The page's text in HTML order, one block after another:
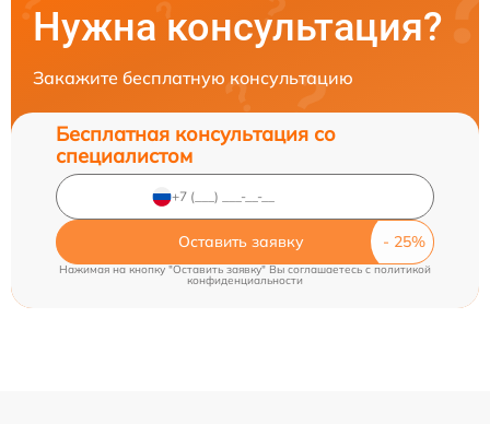
Нужна консультация?
Закажите бесплатную консультацию
Бесплатная консультация со
специалистом
Оставить заявку
Нажимая на кнопку "Оставить заявку" Вы соглашаетесь cполитикой
конфиденциальности